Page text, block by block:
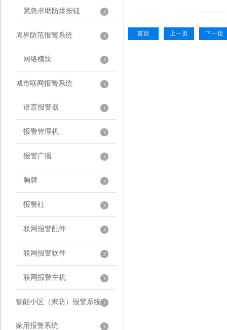
紧急求助防爆按钮
周界防范报警系统
网络模块
城市联网报警系统
语言报警器
报警管理机
报警广播
胸牌
报警柱
联网报警配件
联网报警软件
联网报警主机
智能小区（家防）报警系统
家用报警系统
首页 上一页 下一页